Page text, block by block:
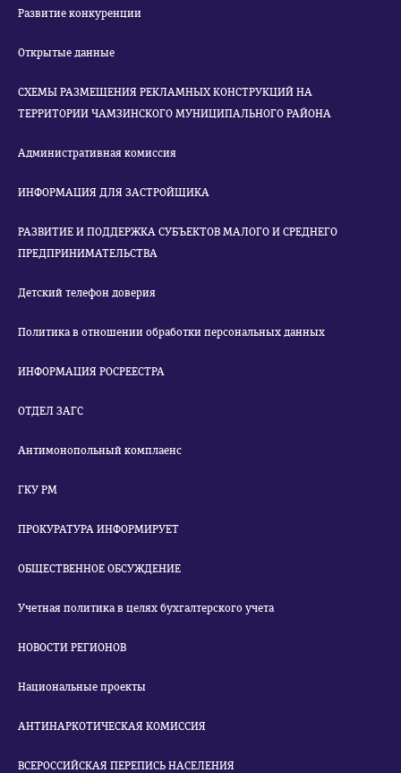
Развитие конкуренции
Открытые данные
СХЕМЫ РАЗМЕЩЕНИЯ РЕКЛАМНЫХ КОНСТРУКЦИЙ НА
ТЕРРИТОРИИ ЧАМЗИНСКОГО МУНИЦИПАЛЬНОГО РАЙОНА
Административная комиссия
ИНФОРМАЦИЯ ДЛЯ ЗАСТРОЙЩИКА
РАЗВИТИЕ И ПОДДЕРЖКА СУБЪЕКТОВ МАЛОГО И СРЕДНЕГО
ПРЕДПРИНИМАТЕЛЬСТВА
Детский телефон доверия
Политика в отношении обработки персональных данных
ИНФОРМАЦИЯ РОСРЕЕСТРА
ОТДЕЛ ЗАГС
Антимонопольный комплаенс
ГКУ РМ
ПРОКУРАТУРА ИНФОРМИРУЕТ
ОБЩЕСТВЕННОЕ ОБСУЖДЕНИЕ
Учетная политика в целях бухгалтерского учета
НОВОСТИ РЕГИОНОВ
Национальные проекты
АНТИНАРКОТИЧЕСКАЯ КОМИССИЯ
ВСЕРОССИЙСКАЯ ПЕРЕПИСЬ НАСЕЛЕНИЯ